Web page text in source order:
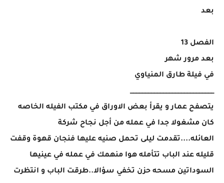
بعد
الفصل 13
بعد مرور شهر
في فيلة طارق المنياوي
____________________________
يتصفح عمار و يقرأ بعض الاوراق في مكتب الفيله الخاصه
كان مشغولا جدا في عمله من أجل نجاح شركة
العائله....تقدمت ليلى تحمل صنيه عليها فنجان قهوة وقفت
قليله عند الباب تتأمله هوا منهمك في عمله في عينيها
السوداتين مسحه حزن تخفي سؤالا..طرقت الباب و انتظرت